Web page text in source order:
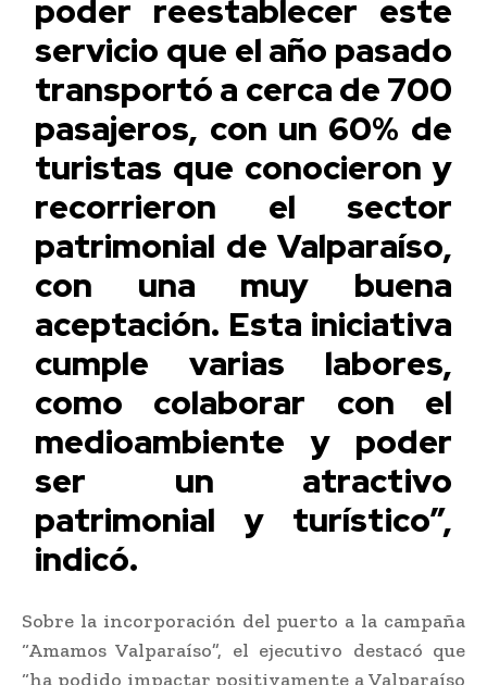
poder reestablecer este
servicio que el año pasado
transportó a cerca de 700
pasajeros, con un 60% de
turistas que conocieron y
recorrieron el sector
patrimonial de Valparaíso,
con una muy buena
aceptación. Esta iniciativa
cumple varias labores,
como colaborar con el
medioambiente y poder
ser un atractivo
patrimonial y turístico”,
indicó.
Sobre la incorporación del puerto a la campaña
“Amamos Valparaíso”, el ejecutivo destacó que
“ha podido impactar positivamente a Valparaíso